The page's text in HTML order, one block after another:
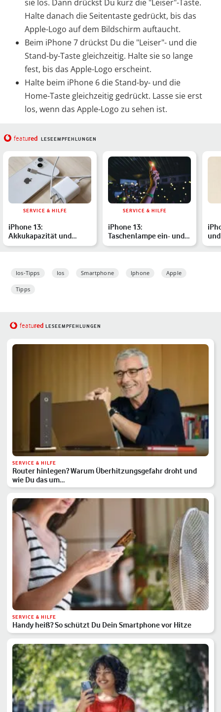
sie los. Dann drückst Du kurz die "Leiser"-Taste.
Halte danach die Seitentaste gedrückt, bis das
Apple-Logo auf dem Bildschirm auftaucht.
Beim iPhone 7 drückst Du die "Leiser"- und die
Stand-by-Taste gleichzeitig. Halte sie so lange
fest, bis das Apple-Logo erscheint.
Halte beim iPhone 6 die Stand-by- und die
Home-Taste gleichzeitig gedrückt. Lasse sie erst
los, wenn das Apple-Logo zu sehen ist.
featured LESEEMPFEHLUNGEN
SERVICE & HILFE
iPhone 13:
Akkukapazität und
Akkulaufzeit der
SERVICE & HILFE
iPhone 13:
Taschenlampe ein- und
ausschalten – So geht es
Ios-Tipps Ios Smartphone Iphone Apple
Tipps
featured LESEEMPFEHLUNGEN
SERVICE & HILFE
Router hinlegen? Warum Überhitzungsgefahr droht und
wie Du das um…
SERVICE & HILFE
Handy heiß? So schützt Du Dein Smartphone vor Hitze